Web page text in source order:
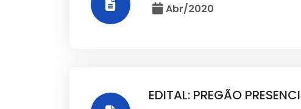
Abr/2020
EDITAL: PREGÃO